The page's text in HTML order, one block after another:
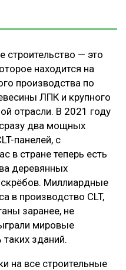
строительство — это
находится на
производства по
ЛПК и крупного
отрасли. В 2021 году
два мощных
панелей, с
в стране теперь есть
деревянных
Миллиардные
в производство CLT,
заранее, не
мировые
зданий.
на все строительные